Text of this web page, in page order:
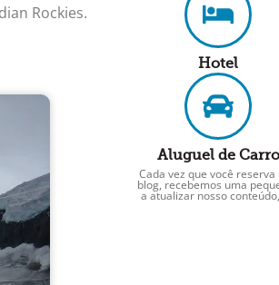
Rockies.
Hotel
Aluguel de Carro
Cada vez que você
blog, recebemos uma
a atualizar nosso